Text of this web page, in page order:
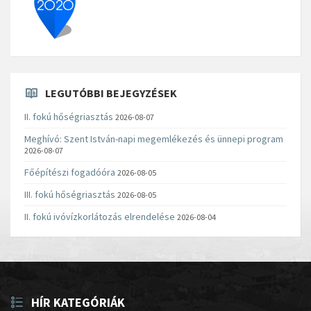
LEGUTÓBBI BEJEGYZÉSEK
II. fokú hőségriasztás 2026-08-07
Meghívó: Szent István-napi megemlékezés és ünnepi program
2026-08-07
Főépítészi fogadóóra 2026-08-05
III. fokú hőségriasztás 2026-08-05
II. fokú ivóvízkorlátozás elrendelése 2026-08-04
HÍR KATEGÓRIÁK